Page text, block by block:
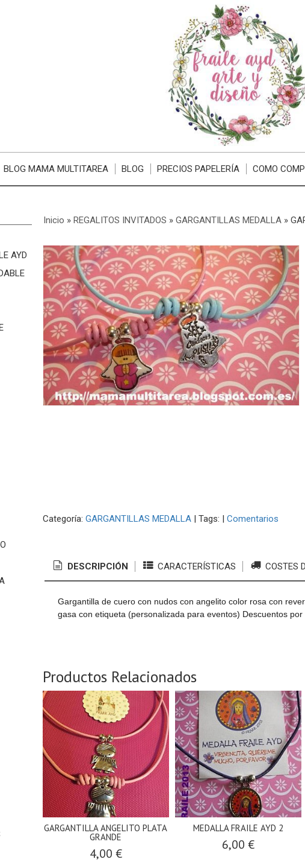
BLOG MAMA MULTITAREA BLOG PRECIOS PAPELERÍA COMO
AYD
Inicio » REGALITOS INVITADOS » GARGANTILLAS MEDALLA»
Categoría: GARGANTILLAS MEDALLA| Tags: | Comentarios
DESCRIPCIÓN CARACTERÍSTICAS COSTES
Gargantilla de cuero con nudos con angelito color rosa con
gasa con etiqueta (personalizada para eventos) Descuentos por
Productos Relacionados
GARGANTILLA ANGELITO PLATA
GRANDE
4,00 €
MEDALLA FRAILE AYD 2
6,00 €